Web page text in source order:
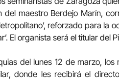
maestro Berdejo Marín,
reforzado para
El organista será el titular del
del lunes 12 de marzo,
donde les recibirá el